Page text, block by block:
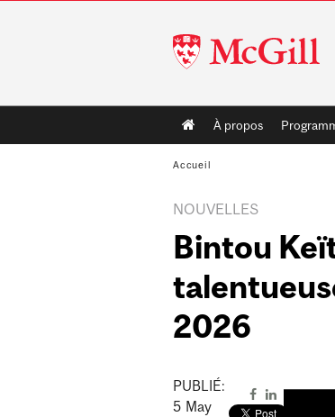
McGill
University
Main
navigation
À propos
Accueil
NOUVELLES
Bintou
2026
PUBLIÉ:
5 May